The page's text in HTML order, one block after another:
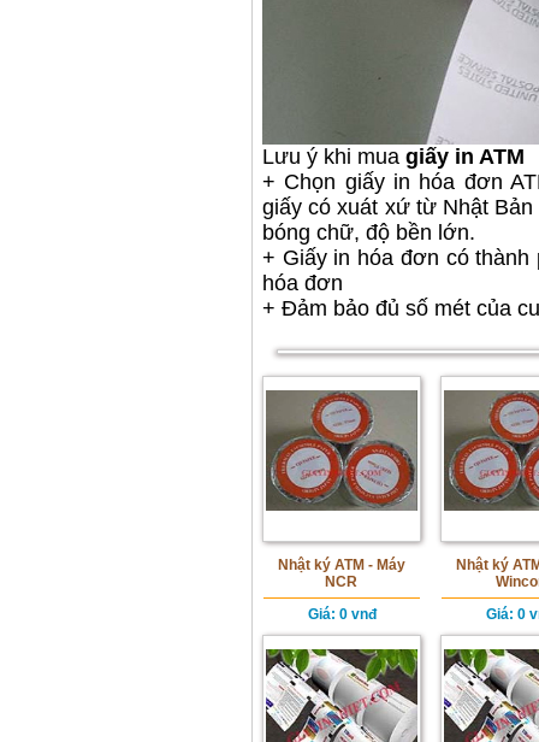
Lưu ý khi mua giấy in ATM
+ Chọn giấy in hóa đơn
giấy có xuát xứ từ Nhật
bóng chữ, độ bền lớn.
+ Giấy in hóa đơn có thành
hóa đơn
+ Đảm bảo đủ số mét của
Nhật ký ATM - Máy
NCR
Giá: 0 vnđ
Nhật ký
Giá: 0